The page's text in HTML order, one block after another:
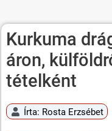
Kurkuma
áron,
tételként
Írta: Rosta Erzsébet